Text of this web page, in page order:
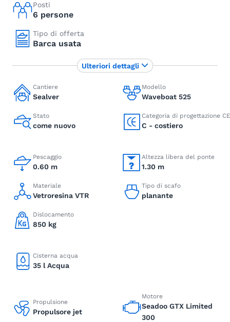
Posti
6 persone
Tipo di offerta
Barca usata
Cantiere
Sealver
Modello
Waveboat 525
Stato
come nuovo
Categoria di progettazione CE
C - costiero
Pescaggio
0.60 m
Altezza libera del ponte
1.30 m
Materiale
Vetroresina VTR
Tipo di scafo
planante
Dislocamento
850 kg
Cisterna acqua
35 l Acqua
Propulsione
Propulsore jet
Motore
Seadoo GTX Limited
300
Ulteriori dettagli